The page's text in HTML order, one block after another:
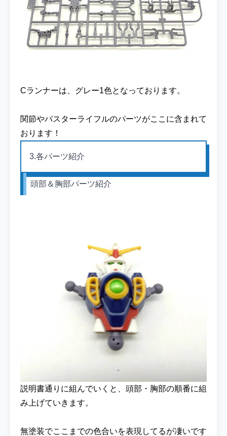
プレー」を拭いて『Gガン版 ウイングガンダ
ム』が完成しました♪恒例の格納庫ディスプ
レイでまずは記念撮影を！ 続いて白の背景紙
をバックに正面から撮影を♪Gガン最終話では
リがつきましたね！ 背面からも撮影を♪ウイ
た！こちらはこの色でも全然イケますね！ 斜
めから撮影しました！ウイングシリーズの水
今回は余っているコーション系のデカールを
各所に貼りました！！ 右腕側を前にアングル
を変えて♪両肩が青色というデザインのガン
ィングモデルのキットと並べて撮影しまし
た！ 後ろからの比較写真となります！ウイン
グユニットの色分けが違うだけで後ろからだ
と別の機体に見えてしまいますねｗ ▼
『ENTRY GRADE 1/144 ウイングガンダム』
を各ECサイトで探してみる ここからは今回
制作した『Gガン版 ウイングガンダム』を中
心にポージング撮影したり他の機体と撮影し
た写真などを紹介していきます♪後日一緒に
撮影した機体などあれば順次追加し行く予定
リ使っていきます！ 武器がバスターライフル
しかないので、コメント少な目ですがポージ
ここからは格納庫ディスプレイを使って今ま
Cランナーは、グレー1色となっております。
関節やバスターライフルのパーツがここに含まれて
おります！
3.各パーツ紹介
頭部＆胸部パーツ紹介
説明書通りに組んでいくと、頭部・胸部の順番に組
み上げていきます。
無塗装でここまでの色合いを表現してるが凄いです